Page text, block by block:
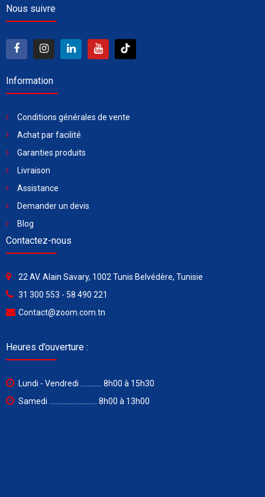
Nous suivre
Information
Conditions générales de vente
Achat par facilité
Garanties produits
Livraison
Assistance
Demander un devis
Blog
Contactez-nous
22 AV. Alain Savary, 1002 Tunis Belvédère, Tunisie
31 300 553 - 58 490 221
Contact@zoom.com.tn
Heures d’ouverture :
Lundi - Vendredi ............ 8h00 à 15h30
Samedi ........................... 8h00 à 13h00